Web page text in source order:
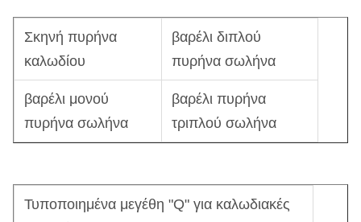
Σκηνή πυρήνα
καλωδίου
βαρέλι διπλού
πυρήνα σωλήνα
βαρέλι μονού
πυρήνα σωλήνα
βαρέλι πυρήνα
τριπλού σωλήνα
Τυποποιημένα μεγέθη "Q" για καλωδιακές